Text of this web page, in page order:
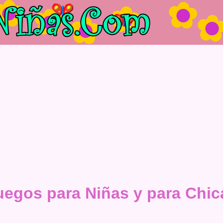
para Niñas y para